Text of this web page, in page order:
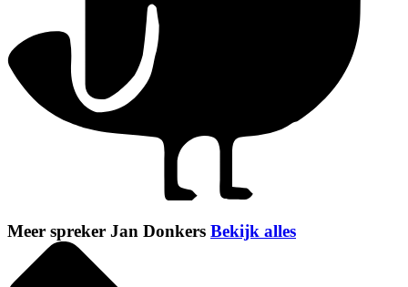
Meer spreker Jan Donkers Bekijk alles